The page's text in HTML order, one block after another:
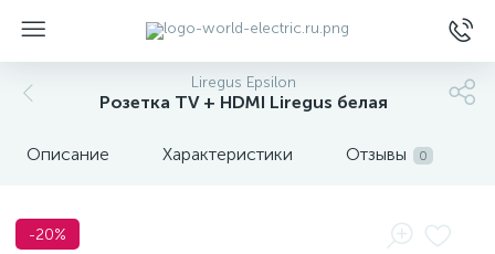
Liregus Epsilon
Розетка TV + HDMI Liregus белая
Описание Характеристики Отзывы 0
-20%